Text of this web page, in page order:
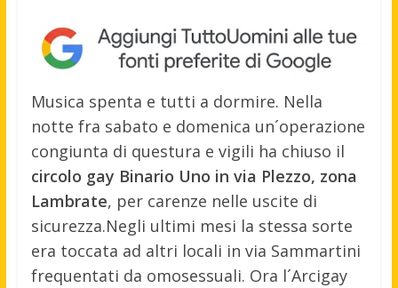
Musica spenta e tutti a dormire. Nella
notte fra sabato e domenica un´operazione
congiunta di questura e vigili ha chiuso il
circolo gay Binario Uno in via Plezzo, zona
Lambrate, per carenze nelle uscite di
sicurezza.Negli ultimi mesi la stessa sorte
era toccata ad altri locali in via Sammartini
frequentati da omosessuali. Ora l´Arcigay